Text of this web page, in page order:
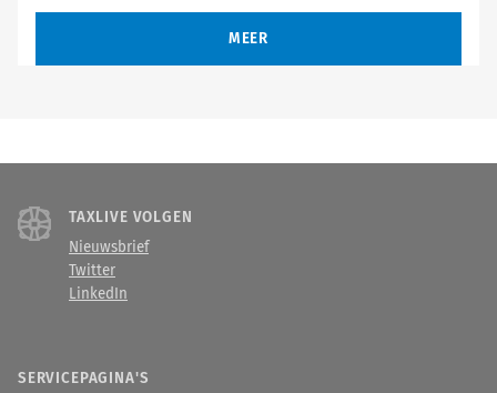
MEER
TAXLIVE VOLGEN
Nieuwsbrief
Twitter
LinkedIn
SERVICEPAGINA'S